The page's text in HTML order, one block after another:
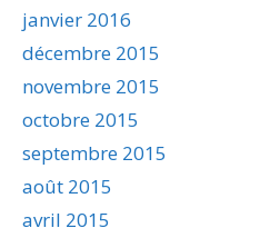
janvier 2016
décembre 2015
novembre 2015
octobre 2015
septembre 2015
août 2015
avril 2015